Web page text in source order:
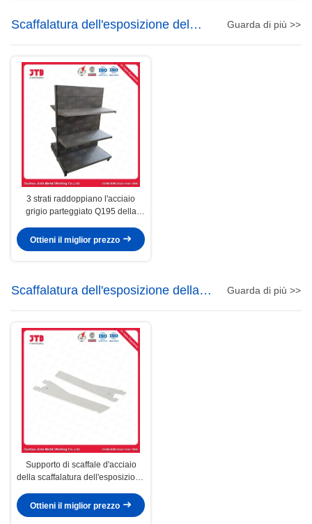
Scaffalatura dell'esposizione del
supermercato
Guarda di più >>
3 strati raddoppiano l'acciaio
grigio parteggiato Q195 della
supermercato
Ottieni il miglior prezzo
Scaffalatura dell'esposizione della
gondola
Guarda di più >>
Supporto di scaffale d'acciaio
della scaffalatura dell'esposizione
Ottieni il miglior prezzo